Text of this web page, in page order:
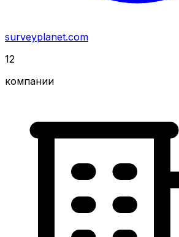
surveyplanet.com
12
компании